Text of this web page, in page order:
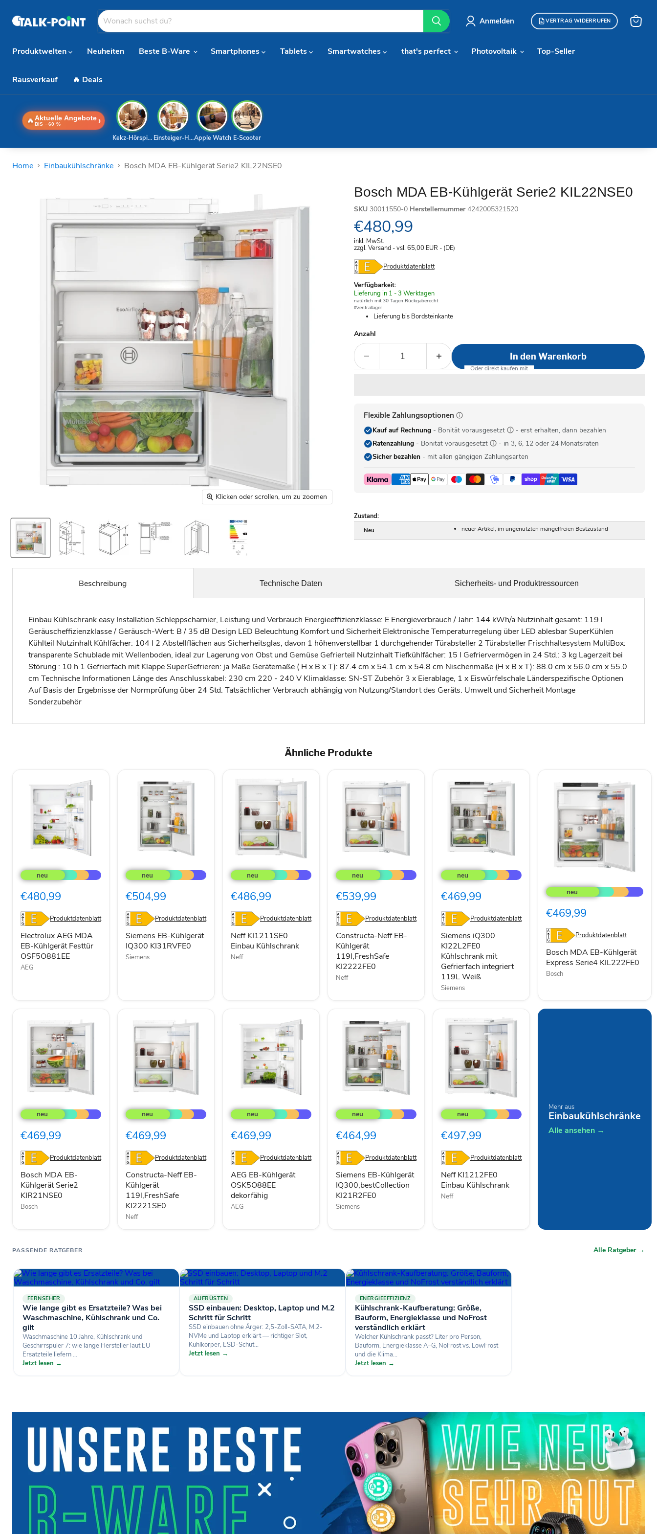
Anmelden VERTRAG WIDERRUFEN
Produktwelten
Neuheiten Beste B-Ware Smartphones Tablets Smartwatches that's perfect Photovoltaik Top-Seller
Rausverkauf 🔥 Deals
🔥 Aktuelle Angebote
BIS −60 % ›
E-Scooter
Apple Watch
Einsteiger-Handy
Kekz-Hörspiele
Home Einbaukühlschränke Bosch MDA EB-Kühlgerät Serie2 KIL22NSE0
Klicken oder scrollen, um zu zoomen
Bosch MDA EB-Kühlgerät Serie2 KIL22NSE0
SKU 30011550-0 Herstellernummer 4242005321520
Aktueller Preis
€480,99
inkl. MwSt.
zzgl. Versand - vsl. 65,00 EUR - (DE)
Produktdatenblatt
Verfügbarkeit:
Verfügbar
-
Lieferung in 1 - 3 Werktagen
natürlich mit 30 Tagen Rückgaberecht
#zentrallager
Lieferung bis Bordsteinkante
Anzahl
In den Warenkorb
Flexible Zahlungsoptionen
Kauf auf Rechnung- Bonität vorausgesetzt
- erst erhalten, dann bezahlen
Ratenzahlung- Bonität vorausgesetzt
- in 3, 6, 12 oder 24 Monatsraten
Sicher bezahlen- mit allen gängigen Zahlungsarten
Zustand:
Neu neuer Artikel, im ungenutzten mängelfreien Bestzustand
Beschreibung
Einbau Kühlschrank easy Installation Schleppscharnier, Leistung und Verbrauch Energieeffizienzklasse: E Energieverbrauch / Jahr: 144 kWh/a Nutzinhalt gesamt: 119 l
Geräuscheffizienzklasse / Geräusch-Wert: B / 35 dB Design LED Beleuchtung Komfort und Sicherheit Elektronische Temperaturregelung über LED ablesbar SuperKühlen
Kühlteil Nutzinhalt Kühlfächer: 104 l 2 Abstellflächen aus Sicherheitsglas, davon 1 höhenverstellbar 1 durchgehender Türabsteller 2 Türabsteller Frischhaltesystem MultiBox:
transparente Schublade mit Wellenboden, ideal zur Lagerung von Obst und Gemüse Gefrierteil Nutzinhalt Tiefkühlfächer: 15 l Gefriervermögen in 24 Std.: 3 kg Lagerzeit bei
Störung : 10 h 1 Gefrierfach mit Klappe SuperGefrieren: ja Maße Gerätemaße ( H x B x T): 87.4 cm x 54.1 cm x 54.8 cm Nischenmaße (H x B x T): 88.0 cm x 56.0 cm x 55.0
cm Technische Informationen Länge des Anschlusskabel: 230 cm 220 - 240 V Klimaklasse: SN-ST Zubehör 3 x Eierablage, 1 x Eiswürfelschale Länderspezifische Optionen
Auf Basis der Ergebnisse der Normprüfung über 24 Std. Tatsächlicher Verbrauch abhängig von Nutzung/Standort des Geräts. Umwelt und Sicherheit Montage
Sonderzubehör
Technische Daten Sicherheits- und Produktressourcen
Ähnliche Produkte
AEG
MDA
Kühlgerät
OSF5O881EE
€480,99
Produktdatenblatt
Electrolux AEG MDA
EB-Kühlgerät Festtür
OSF5O881EE
AEG
EB-
Kühlgerät
KI31RVFE0
€504,99
Produktdatenblatt
Siemens EB-Kühlgerät
IQ300 KI31RVFE0
Siemens
KI1211SE0
Einbau
€486,99
Produktdatenblatt
Neff KI1211SE0
Einbau Kühlschrank
Neff
Neff
EB-
119l,FreshSafe
€539,99
Produktdatenblatt
Constructa-Neff EB-
Kühlgerät
119l,FreshSafe
KI2222FE0
Neff
iQ300
KI22L2FE0
mit
integriert
119L
Weiß
€469,99
Produktdatenblatt
Siemens iQ300
KI22L2FE0
Kühlschrank mit
Gefrierfach integriert
119L Weiß
Siemens
MDA
EB-
Express
KIL222FE0
€469,99
Produktdatenblatt
Bosch MDA EB-Kühlgerät
Express Serie4 KIL222FE0
Bosch
MDA
EB-
Serie2
€469,99
Produktdatenblatt
Bosch MDA EB-
Kühlgerät Serie2
KIR21NSE0
Bosch
Neff
EB-
119l,FreshSafe
€469,99
Produktdatenblatt
Constructa-Neff EB-
Kühlgerät
119l,FreshSafe
KI2221SE0
Neff
EB-
Kühlgerät
dekorfähig
€469,99
Produktdatenblatt
AEG EB-Kühlgerät
OSK5O88EE
dekorfähig
AEG
EB-
Kühlgerät
KI21R2FE0
€464,99
Produktdatenblatt
Siemens EB-Kühlgerät
IQ300,bestCollection
KI21R2FE0
Siemens
KI1212FE0
Einbau
€497,99
Produktdatenblatt
Neff KI1212FE0
Einbau Kühlschrank
Neff
Mehr aus
Einbaukühlschränke
Alle ansehen →
PASSENDE RATGEBER Alle Ratgeber →
FERNSEHER
Wie lange gibt es Ersatzteile? Was bei
Waschmaschine, Kühlschrank und Co.
gilt
Waschmaschine 10 Jahre, Kühlschrank und
Geschirrspüler 7: wie lange Hersteller laut EU
Ersatzteile liefern ...
Jetzt lesen →
AUFRÜSTEN
SSD einbauen: Desktop, Laptop und M.2
Schritt für Schritt
SSD einbauen ohne Ärger: 2,5-Zoll-SATA, M.2-
NVMe und Laptop erklärt — richtiger Slot,
Kühlkörper, ESD-Schut...
Jetzt lesen →
ENERGIEEFFIZIENZ
Kühlschrank-Kaufberatung: Größe,
Bauform, Energieklasse und NoFrost
verständlich erklärt
Welcher Kühlschrank passt? Liter pro Person,
Bauform, Energieklasse A–G, NoFrost vs. LowFrost
und die Klima...
Jetzt lesen →